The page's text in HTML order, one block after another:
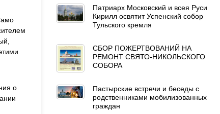
о
Патриарх Московский и всея Руси
Кирилл освятит Успенский собор
Тульского кремля
СБОР ПОЖЕРТВОВАНИЙ НА
РЕМОНТ СВЯТО-НИКОЛЬСКОГО
СОБОРА
Пастырские встречи и беседы с
родственниками мобилизованных
граждан